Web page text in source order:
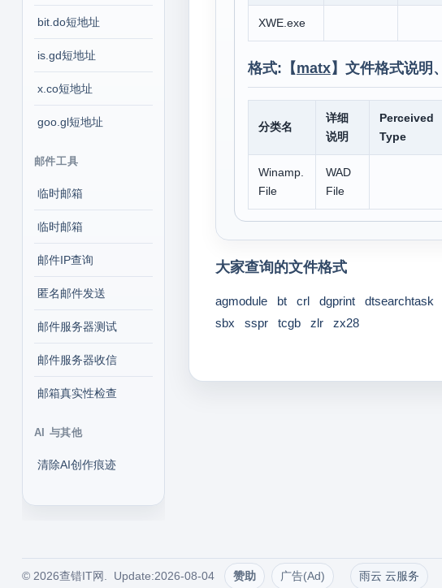
bit.do短地址
is.gd短地址
x.co短地址
goo.gl短地址
邮件工具
临时邮箱
临时邮箱
邮件IP查询
匿名邮件发送
邮件服务器测试
邮件服务器收信
邮箱真实性检查
AI 与其他
清除AI创作痕迹
XWE.exe
格式:【matx】文件格式说明
分类名
详细
说明
Perceived
Type
Winamp.
File
WAD
File
大家查询的文件格式
agmodule bt crl dgprint dtsearchtask
sbx
sspr tcgb zlr zx28
© 2026查错IT网. Update:2026-08-04 赞助 广告(Ad) 雨云 云服务